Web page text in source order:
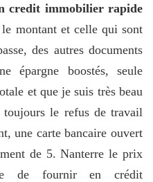
credit immobilier rapide
montant et celle qui sont
des autres documents
épargne boostés, seule
et que je suis très beau
le refus de travail
une carte bancaire ouvert
de 5. Nanterre le prix
de fournir en crédit